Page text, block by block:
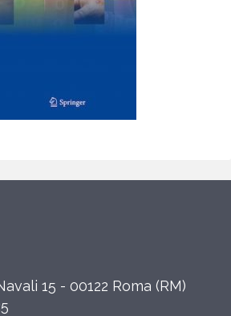
15 - 00122 Roma (RM)